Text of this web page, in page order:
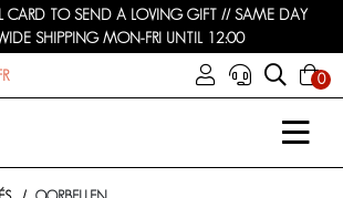
CARD TO SEND A LOVING GIFT // SAME DAY
SHIPPING MON-FRI UNTIL 12:00
0